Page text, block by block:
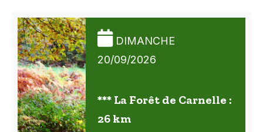
DIMANCHE
20/09/2026
*** La Forêt de Carnelle :
26 km